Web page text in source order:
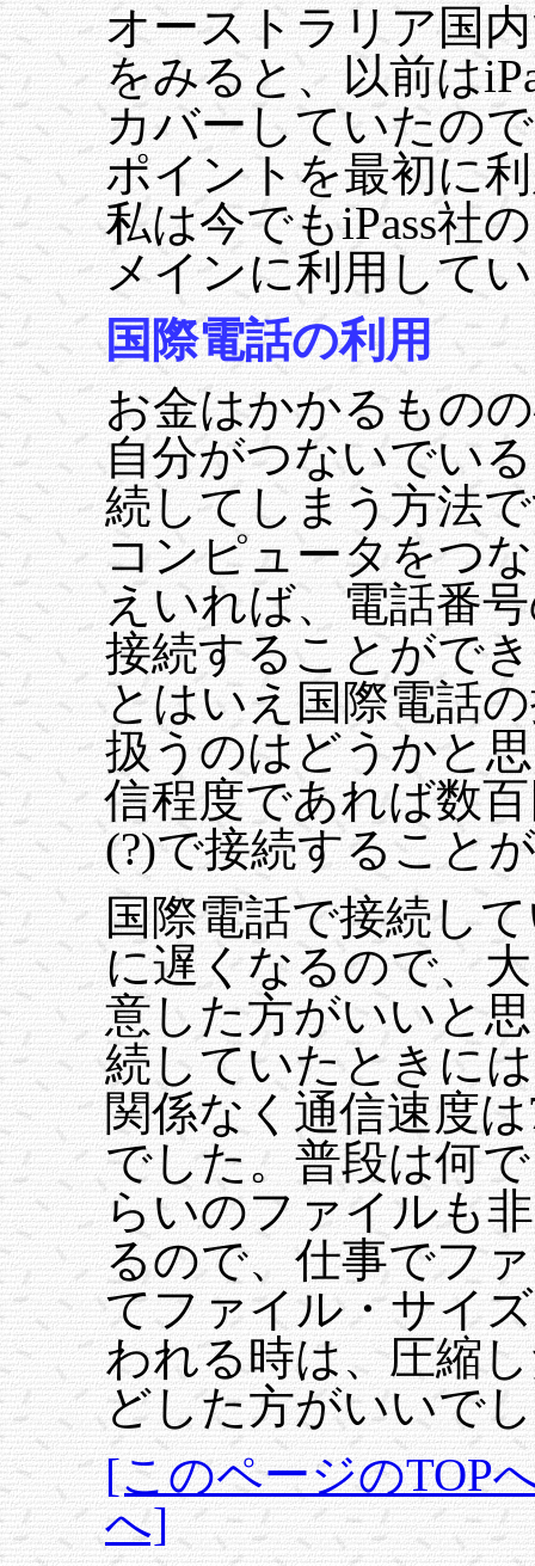
オーストラリア国
をみると、以前は
カバーしていたの
ポイントを最初に
私は今でもiPass社
メインに利用して
国際電話の利用
お金はかかるもの
自分がつないでい
続してしまう方法
コンピュータをつ
えいれば、電話番
接続することがで
とはいえ国際電話
扱うのはどうかと
信程度であれば数
(?)で接続すること
国際電話で接続し
に遅くなるので、
意した方がいいと
続していたときに
関係なく通信速度は
でした。普段は何
らいのファイルも
るので、仕事でフ
てファイル・サイ
われる時は、圧縮
どした方がいいで
[このページのTOP
へ]